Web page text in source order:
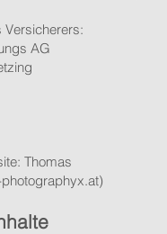
Versicherers:
AG
Thomas